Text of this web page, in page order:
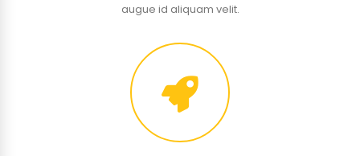
augue id aliquam velit.